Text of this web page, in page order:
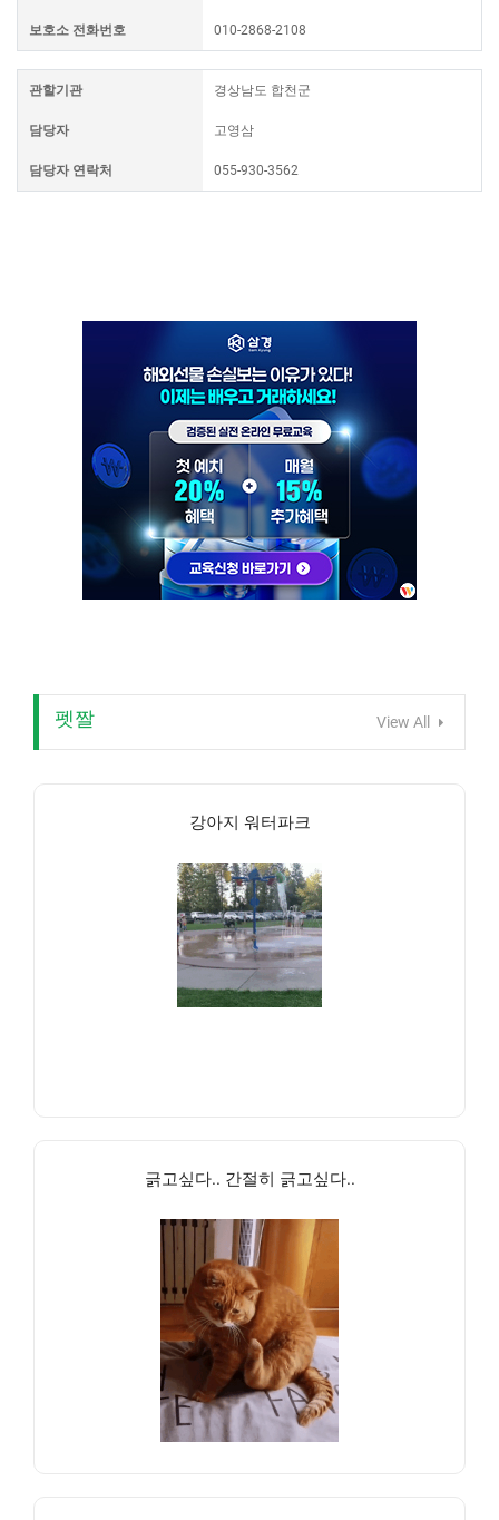
보호소 전화번호 010-2868-2108
관할기관 경상남도 합천군
담당자 고영삼
담당자 연락처 055-930-3562
펫짤 View All
강아지 워터파크
긁고싶다.. 간절히 긁고싶다..